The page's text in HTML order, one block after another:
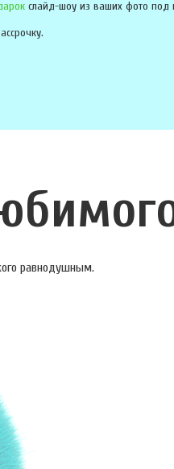
слайд-шоу из ваших фото под
равнодушным.